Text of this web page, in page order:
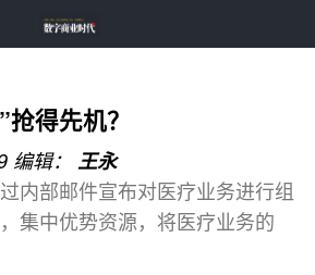
得先机？
编辑： 王永
内部邮件宣布对医疗业务进行组
集中优势资源，将医疗业务的